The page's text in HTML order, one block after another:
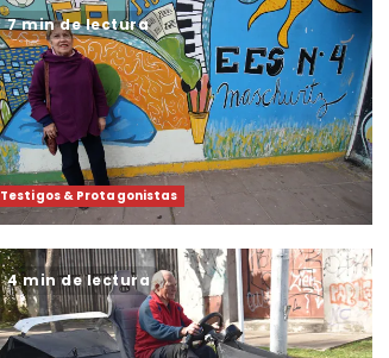
7 min de lectura
Testigos & Protagonistas
4 min de lectura